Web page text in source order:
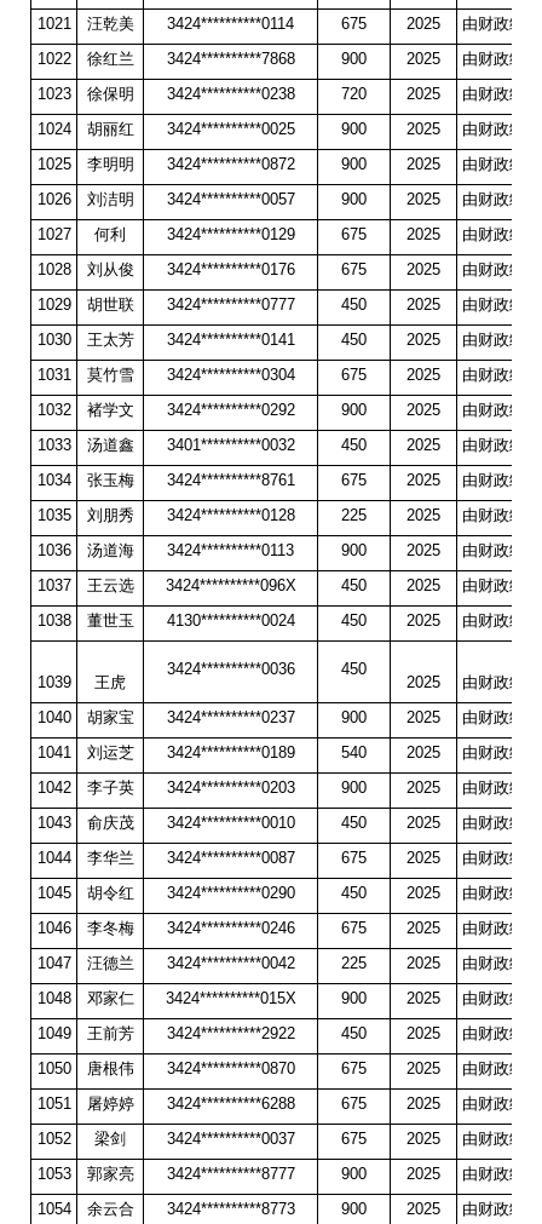
1021
汪乾美 3424**********0114 675 2025
由财政统
1022
徐红兰 3424**********7868 900 2025
由财政统
1023
徐保明 3424**********0238 720 2025
由财政统
1024
胡丽红 3424**********0025 900 2025
由财政统
1025
李明明 3424**********0872 900 2025
由财政统
1026
刘洁明 3424**********0057 900 2025
由财政统
1027
何利 3424**********0129 675 2025
由财政统
1028
刘从俊 3424**********0176 675 2025
由财政统
1029
胡世联 3424**********0777 450 2025
由财政统
1030
王太芳 3424**********0141 450 2025
由财政统
1031
莫竹雪 3424**********0304 675 2025
由财政统
1032
褚学文 3424**********0292 900 2025
由财政统
1033
汤道鑫 3401**********0032 450 2025
由财政统
1034
张玉梅 3424**********8761 675 2025
由财政统
1035
刘朋秀 3424**********0128 225 2025
由财政统
1036
汤道海 3424**********0113 900 2025
由财政统
1037
王云选 3424**********096X 450 2025
由财政统
1038
董世玉 4130**********0024 450 2025 由财政统
1039 王虎
3424**********0036 450
2025
由财政统
1040
胡家宝 3424**********0237 900 2025
由财政统
1041
刘运芝 3424**********0189 540 2025
由财政统
1042
李子英 3424**********0203 900 2025
由财政统
1043
俞庆茂 3424**********0010 450 2025
由财政统
1044
李华兰 3424**********0087 675 2025
由财政统
1045
胡令红 3424**********0290 450 2025
由财政统
1046
李冬梅 3424**********0246 675 2025
由财政统
1047
汪德兰 3424**********0042 225 2025
由财政统
1048
邓家仁 3424**********015X 900 2025
由财政统
1049
王前芳 3424**********2922 450 2025
由财政统
1050
唐根伟 3424**********0870 675 2025
由财政统
1051
屠婷婷 3424**********6288 675 2025
由财政统
1052
梁剑 3424**********0037 675 2025
由财政统
1053
郭家亮 3424**********8777 900 2025
由财政统
1054
余云合 3424**********8773 900 2025 由财政统